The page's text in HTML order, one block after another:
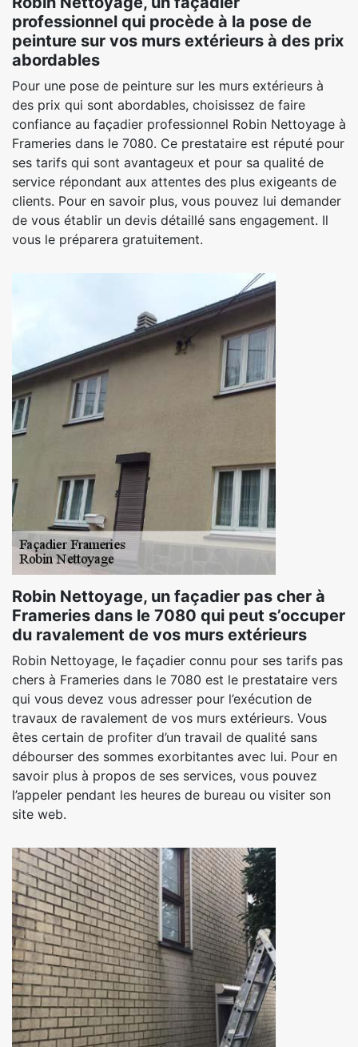
professionnel qui procède à la pose de
peinture sur vos murs extérieurs à des prix
abordables
Pour une pose de peinture sur les murs extérieurs à
des prix qui sont abordables, choisissez de faire
confiance au façadier professionnel Robin Nettoyage à
Frameries dans le 7080. Ce prestataire est réputé pour
ses tarifs qui sont avantageux et pour sa qualité de
service répondant aux attentes des plus exigeants de
clients. Pour en savoir plus, vous pouvez lui demander
de vous établir un devis détaillé sans engagement. Il
vous le préparera gratuitement.
Robin Nettoyage, un façadier pas cher à
Frameries dans le 7080 qui peut s’occuper
du ravalement de vos murs extérieurs
Robin Nettoyage, le façadier connu pour ses tarifs pas
chers à Frameries dans le 7080 est le prestataire vers
qui vous devez vous adresser pour l’exécution de
travaux de ravalement de vos murs extérieurs. Vous
êtes certain de profiter d’un travail de qualité sans
débourser des sommes exorbitantes avec lui. Pour en
savoir plus à propos de ses services, vous pouvez
l’appeler pendant les heures de bureau ou visiter son
site web.